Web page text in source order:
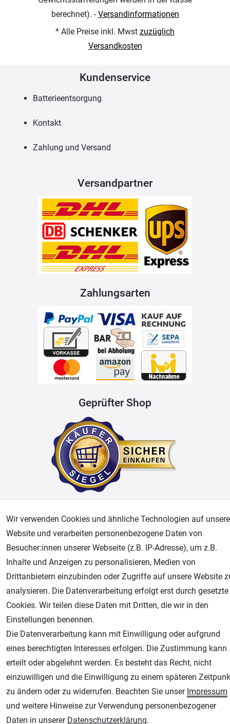
berechnet). -Versandinformationen
* Alle Preise inkl. Mwst zuzüglich
Versandkosten
Kundenservice
Batterieentsorgung
Kontakt
Zahlung und Versand
Versandpartner
Zahlungsarten
Geprüfter Shop
AGB Widerrufsrecht Datenschutz Impressum
Unsere weiteren Shops:
Airbrush-City
Fachhandel für: Airbrushpistolen, Kompressoren, Airbrushfarben
Modellbau-City
Modellbau Shop
Plotter-City
Schneideplotter, Transferpressen, Siebdruck und Plotterfolien
Im Shop Kaufen
Küchen Zubehör - Haus/Garten - Tierbedarf
Wir verwenden Cookies und ähnliche Technologien auf
Website und verarbeiten personenbezogene Daten von
Besucher:innen unserer Webseite (z.B. IP-Adresse), um z.B.
Inhalte und Anzeigen zu personalisieren, Medien von
Drittanbietern einzubinden oder Zugriffe auf unsere Website
analysieren. Die Datenverarbeitung erfolgt erst durch gesetzte
Cookies. Wir teilen diese Daten mit Dritten, die wir in den
Einstellungen benennen.
Die Datenverarbeitung kann mit Einwilligung oder aufgrund
eines berechtigten Interesses erfolgen. Die Zustimmung kann
erteilt oder abgelehnt werden. Es besteht das Recht, nicht
einzuwilligen und die Einwilligung zu einem späteren
zu ändern oder zu widerrufen. Beachten Sie unser Impressum
und weitere Hinweise zur Verwendung personenbezogener
Daten in unserer Daten­schutz­erklärung.